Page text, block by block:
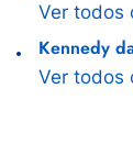
Ver todos
Kennedy
Ver todos